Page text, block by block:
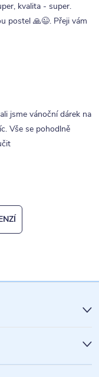
kvalita - super.
postel 🙏😉. Přeji vám
jsme vánoční dárek na
Vše se pohodlně